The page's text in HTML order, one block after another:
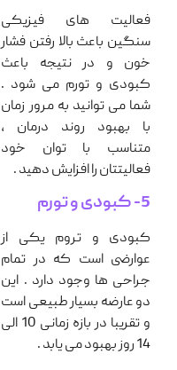
فعالیت های فیزیکی
سنگین باعث بالا رفتن فشار
خون و در نتیجه باعث
کبودی و تورم می شود .
شما می توانید به مرور زمان
با بهبود روند درمان ،
متناسب با توان خود
فعالیتتان را افزایش دهید .
5- کبودی و تورم
کبودی و تروم یکی از
عوارضی است که در تمام
جراحی ها وجود دارد . این
دو عارضه بسیار طبیعی است
و تقریبا در بازه زمانی 10 الی
14 روز بهبود می یابد .